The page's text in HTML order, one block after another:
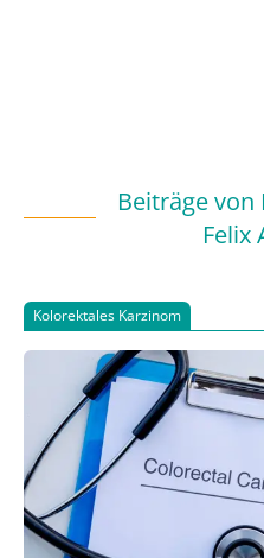
Beiträge von
Felix
Kolorektales Karzinom